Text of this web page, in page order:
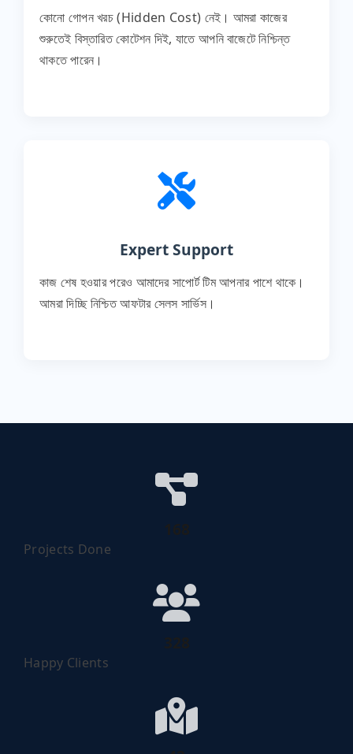
কোনো গোপন খরচ (Hidden Cost) নেই। আমরা কাজের
শুরুতেই বিস্তারিত কোটেশন দিই, যাতে আপনি বাজেটে নিশ্চিন্ত
থাকতে পারেন।
Expert Support
কাজ শেষ হওয়ার পরেও আমাদের সাপোর্ট টিম আপনার পাশে থাকে।
আমরা দিচ্ছি নিশ্চিত আফটার সেলস সার্ভিস।
Projects Done
Happy Clients